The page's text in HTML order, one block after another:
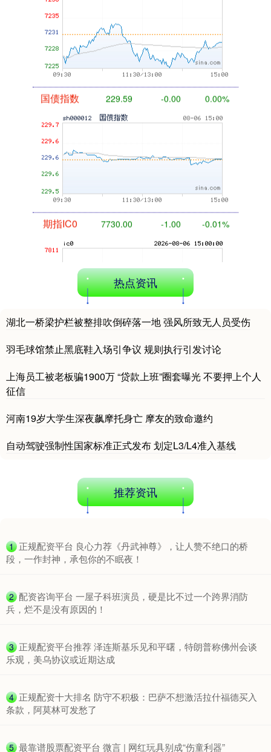
国债指数 229.59 -0.00 0.00%
期指IC0 7730.00 -1.00 -0.01%
上证综指 3900.35 +21.92 +0.57%
深证成指 14110.12 -34.08
沪深300 4651.31
热点资讯
湖北一桥梁护栏被整排吹倒碎落一地 强风所致无人员受伤
羽毛球馆禁止黑底鞋入场引争议 规则执行引发讨论
上海员工被老板骗1900万 “贷款上班”圈套曝光 不要押上个人
征信
河南19岁大学生深夜飙摩托身亡 摩友的致命邀约
自动驾驶强制性国家标准正式发布 划定L3/L4准入基线
推荐资讯
1 ​正规配资平台 良心力荐《丹武神尊》，让人赞不绝口的桥
段，一作封神，承包你的不眠夜！
2 ​配资咨询平台 一屋子科班演员，硬是比不过一个跨界消防
兵，烂不是没有原因的！
3 ​正规配资平台推荐 泽连斯基乐见和平曙，特朗普称佛州会谈
乐观，美乌协议或近期达成
4 ​正规配资十大排名 防守不积极：巴萨不想激活拉什福德买入
条款，阿莫林可发愁了
5 ​最靠谱股票配资平台 微言 | 网红玩具别成“伤童利器”